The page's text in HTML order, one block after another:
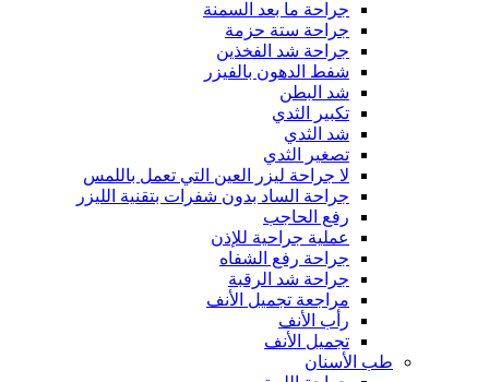
جراحة ما بعد السمنة
جراحة ستة حزمة
جراحة شد الفخذين
شفط الدهون بالفيزر
شد البطن
تكبير الثدي
شد الثدي
تصغير الثدي
لا جراحة ليزر العين التي تعمل باللمس
جراحة الساد بدون شفرات بتقنية الليزر
رفع الحاجب
عملية جراحية للإذن
جراحة رفع الشفاه
جراحة شد الرقبة
مراجعة تجميل الأنف
رأب الأنف
تجميل الأنف
طب الأسنان